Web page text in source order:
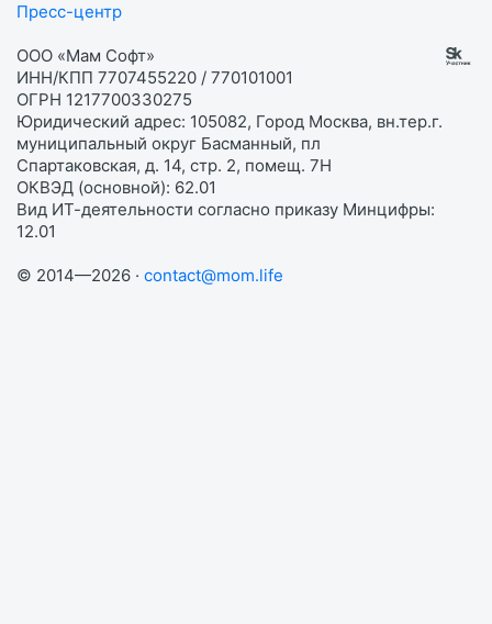
Пресс-центр
ООО «Мам Софт»
ИНН/КПП 7707455220 / 770101001
ОГРН 1217700330275
Юридический адрес: 105082, Город Москва, вн.тер.г.
муниципальный округ Басманный, пл
Спартаковская, д. 14, стр. 2, помещ. 7Н
ОКВЭД (основной): 62.01
Вид ИТ-деятельности согласно приказу Минцифры:
12.01
© 2014—2026 · contact@mom.life